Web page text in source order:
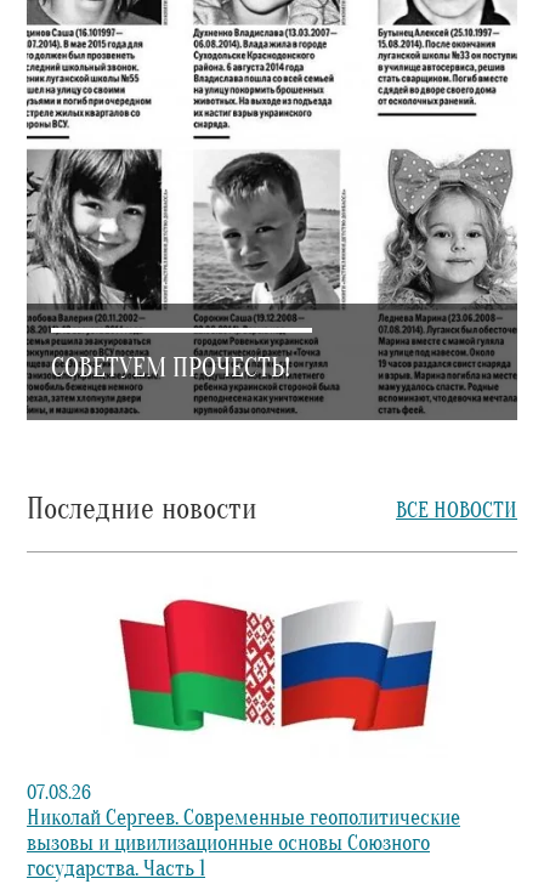
СОВЕТУЕМ ПРОЧЕСТЬ!
Последние новости ВСЕ НОВОСТИ
07.08.26
Николай Сергеев. Современные геополитические
вызовы и цивилизационные основы Союзного
государства. Часть 1